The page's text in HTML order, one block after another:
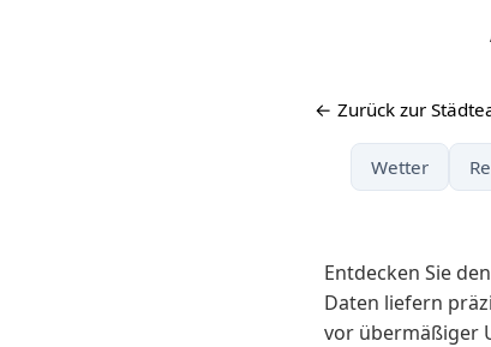
← Zurück zur
Wetter
Entdecken Sie
Daten liefern
vor übermäßiger